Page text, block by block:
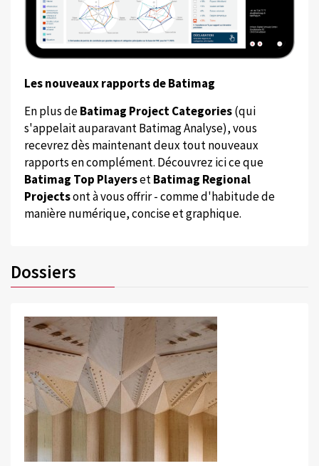
Les nouveaux rapports de Batimag
En plus deBatimag Project Categories(qui
s'appelait auparavant Batimag Analyse), vous
recevrez dès maintenant deux tout nouveaux
rapports en complément. Découvrez ici ce que
Batimag Top PlayersetBatimag Regional
Projectsont à vous offrir - comme d'habitude de
manière numérique, concise et graphique.
Dossiers